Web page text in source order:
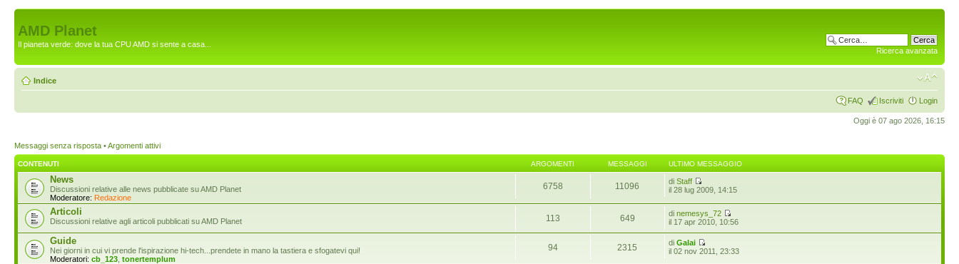
AMD Planet
Il pianeta verde: dove la tua CPU AMD si sente a casa...
Ricerca avanzata
Indice
FAQ Iscriviti Login
Oggi è 07 ago 2026, 16:15
Messaggi senza risposta •Argomenti attivi
CONTENUTI ARGOMENTI MESSAGGI ULTIMO MESSAGGIO
News
Discussioni relative alle news pubblicate su AMD Planet
Moderatore: Redazione
6758 11096 diStaff
il 28 lug 2009, 14:15
Articoli
Discussioni relative agli articoli pubblicati su AMD Planet 113 649 dinemesys_72
il 17 apr 2010, 10:56
Guide
Nei giorni in cui vi prende l'ispirazione hi-tech...prendete in mano la tastiera e sfogatevi qui!
Moderatori: cb_123 tonertemplum
94 2315 diGalai
il 02 nov 2011, 23:33